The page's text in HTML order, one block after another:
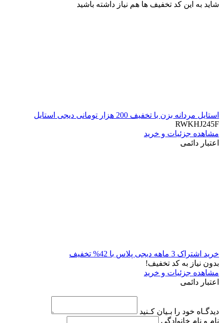
شاید به این کد تخفیف ها هم نیاز داشته باشید
استایل مردانه بزن با تخفیف 200 هزار تومانی دیجی استایل
RWKHJ245F
مشاهده جزئیات و خرید
اعتبار دائمی
خرید اشتراک 3 ماهه دیجی پلاس با 42% تخفیف
بدون نیاز به کد تخفیف!
مشاهده جزئیات و خرید
اعتبار دائمی
دیدگـاه خود را بـیان کـنید
نام و نام خانوادگی